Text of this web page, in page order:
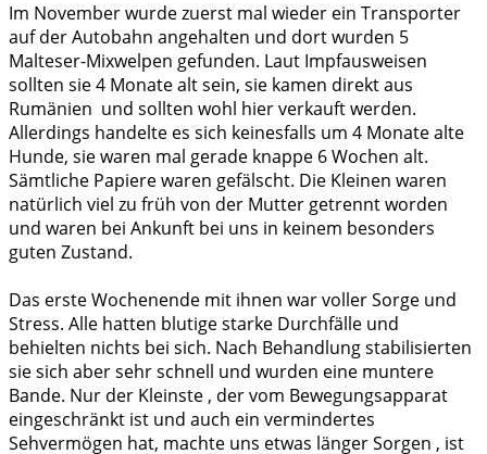
Im November wurde zuerst mal wieder ein Transporter
auf der Autobahn angehalten und dort wurden 5
Malteser-Mixwelpen gefunden. Laut Impfausweisen
sollten sie 4 Monate alt sein, sie kamen direkt aus
Rumänien und sollten wohl hier verkauft werden.
Allerdings handelte es sich keinesfalls um 4 Monate alte
Hunde, sie waren mal gerade knappe 6 Wochen alt.
Sämtliche Papiere waren gefälscht. Die Kleinen waren
natürlich viel zu früh von der Mutter getrennt worden
und waren bei Ankunft bei uns in keinem besonders
guten Zustand.
Das erste Wochenende mit ihnen war voller Sorge und
Stress. Alle hatten blutige starke Durchfälle und
behielten nichts bei sich. Nach Behandlung stabilisierten
sie sich aber sehr schnell und wurden eine muntere
Bande. Nur der Kleinste , der vom Bewegungsapparat
eingeschränkt ist und auch ein vermindertes
Sehvermögen hat, machte uns etwas länger Sorgen , ist